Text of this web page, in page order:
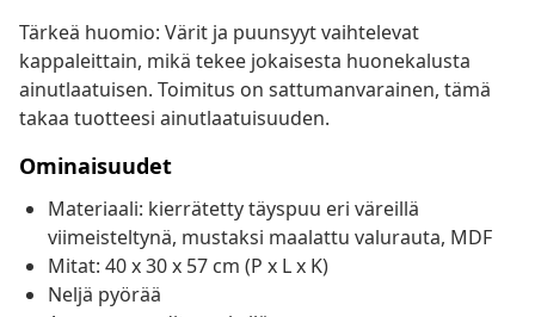
Tärkeä huomio: Värit ja puunsyyt vaihtelevat
kappaleittain, mikä tekee jokaisesta huonekalusta
ainutlaatuisen. Toimitus on sattumanvarainen, tämä
takaa tuotteesi ainutlaatuisuuden.
Ominaisuudet
Materiaali: kierrätetty täyspuu eri väreillä
viimeisteltynä, mustaksi maalattu valurauta, MDF
Mitat: 40 x 30 x 57 cm (P x L x K)
Neljä pyörää